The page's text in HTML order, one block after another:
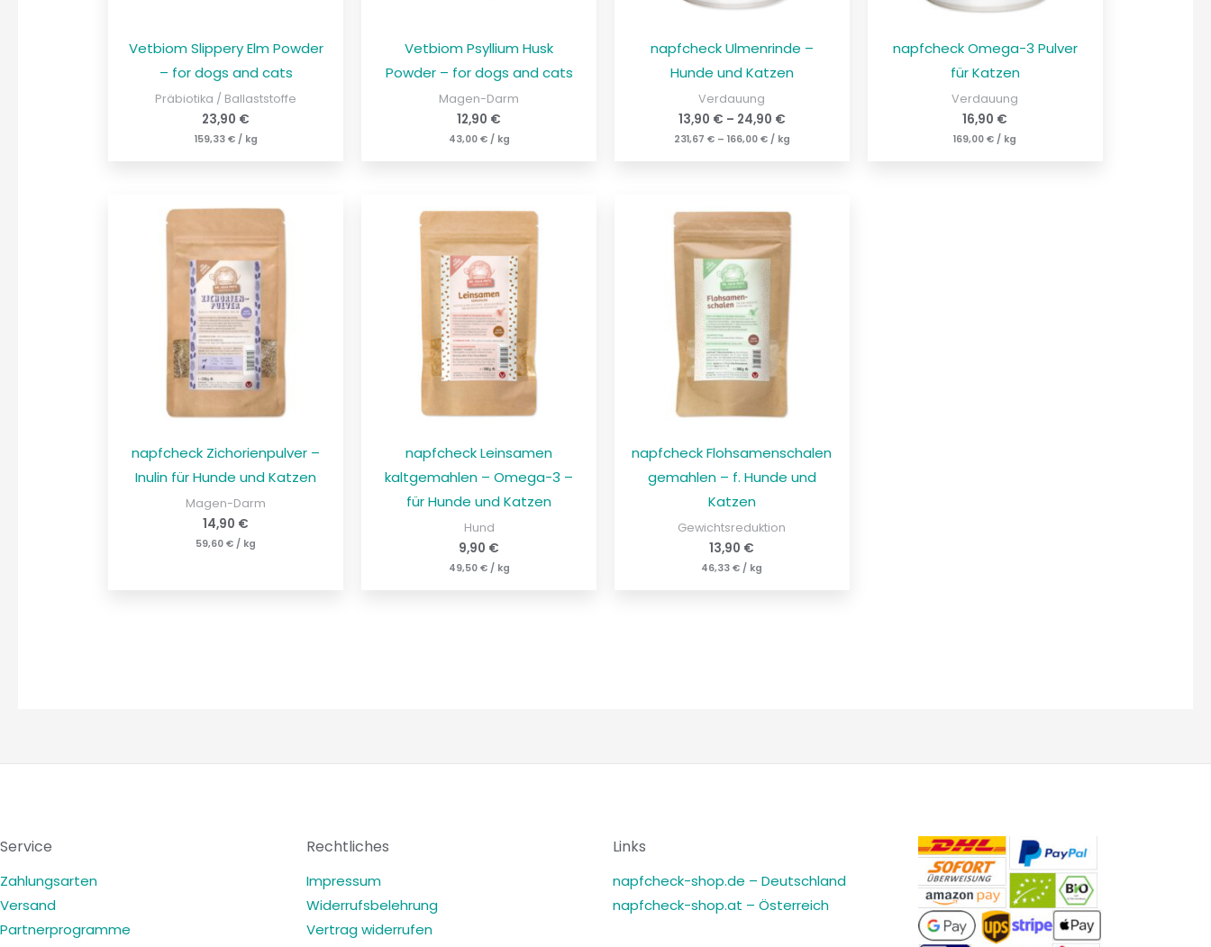
Vetbiom Slippery Elm Powder
– for dogs and cats
Präbiotika / Ballaststoffe
23,90 €
159,33 €/ kg
Vetbiom Psyllium Husk
Powder – for dogs and cats
Magen-Darm
12,90 €
43,00 €/ kg
napfcheck Ulmenrinde –
Hunde und Katzen
Verdauung
13,90 € – 24,90 €
231,67 €– 166,00 €/ kg
napfcheck Omega-3 Pulver
für Katzen
Verdauung
16,90 €
169,00€ / kg
napfcheck Zichorienpulver –
Inulin für Hunde und Katzen
Magen-Darm
14,90 €
59,60€ / kg
napfcheck Leinsamen
kaltgemahlen – Omega-3 –
für Hunde und Katzen
Hund
9,90 €
49,50 €/ kg
napfcheck Flohsamenschalen
gemahlen – f. Hunde und
Katzen
Gewichtsreduktion
13,90 €
46,33€ / kg
Service
Zahlungsarten
Versand
Partnerprogramme
Rechtliches
Impressum
Widerrufsbelehrung
Vertrag widerrufen
Links
napfcheck-shop.de – Deutschland
napfcheck-shop.at – Österreich